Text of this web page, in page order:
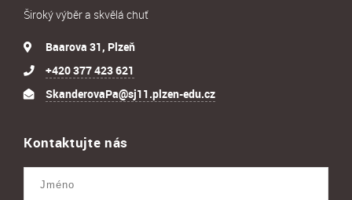
Široký výběr a skvělá chuť
Baarova 31, Plzeň
+420 377 423 621
SkanderovaPa@sj11.plzen-edu.cz
Kontaktujte nás